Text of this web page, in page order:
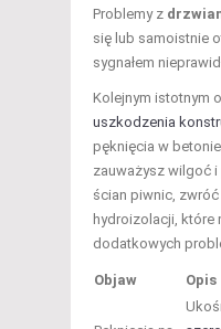
Problemy z
się lub samoistnie
sygnałem
Kolejnym istotnym
uszkodzenia
pęknięcia w
zauważysz wilgoć
ścian piwnic,
hydroizolacji, które
dodatkowych
Objaw Opis